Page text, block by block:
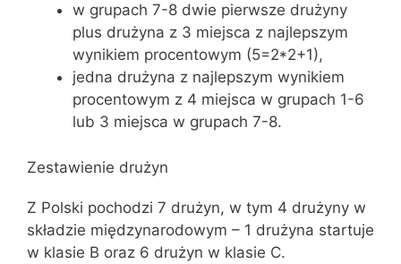
w grupach 7-8 dwie pierwsze drużyny
plus drużyna z 3 miejsca z najlepszym
wynikiem procentowym (5=2*2+1),
jedna drużyna z najlepszym wynikiem
procentowym z 4 miejsca w grupach 1-6
lub 3 miejsca w grupach 7-8.
Zestawienie drużyn
Z Polski pochodzi 7 drużyn, w tym 4 drużyny w
składzie międzynarodowym – 1 drużyna startuje
w klasie B oraz 6 drużyn w klasie C.